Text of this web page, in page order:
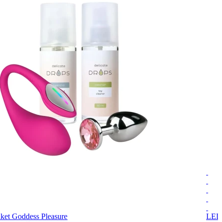
Goddess Pleasure